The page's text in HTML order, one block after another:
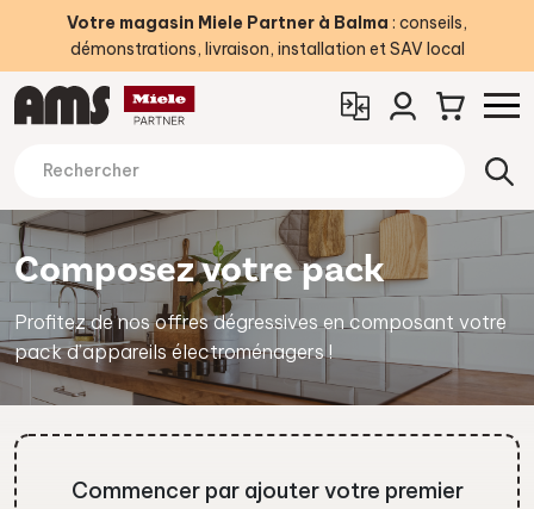
Votre magasin Miele Partner à Balma : conseils,
démonstrations, livraison, installation et SAV local
Composez votre pack
Profitez de nos offres dégressives en composant votre
pack d’appareils électroménagers !
Commencer par ajouter votre premier